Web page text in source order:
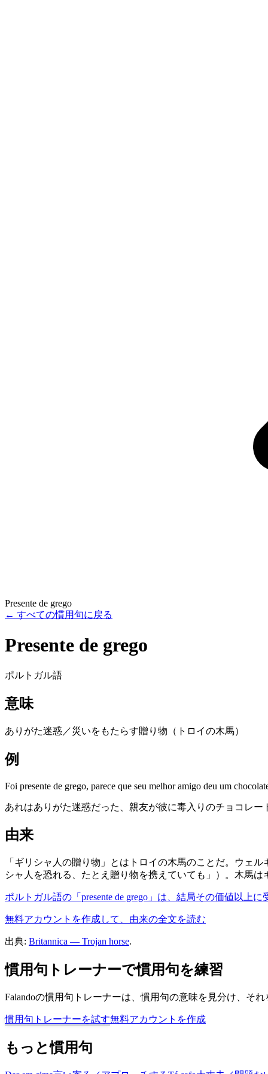
Presente de grego
← すべての慣用句に戻る
Presente de grego
ポルトガル語
意味
ありがた迷惑／災いをもたらす贈り物（トロイの木馬）
例
Foi presente de grego, parece que seu melhor amigo deu um
あれはありがた迷惑だった、親友が彼に毒入りのチョコレー
由来
「ギリシャ人の贈り物」とはトロイの木馬のことだ。ウェル
シャ人を恐れる、たとえ贈り物を携えていても」）。木馬
ポルトガル語の「presente de grego」は、結局その価値以上
無料アカウントを作成して、由来の全文を読む
出典: Britannica — Trojan horse.
慣用句トレーナーで慣用句を練習
Falandoの慣用句トレーナーは、慣用句の意味を見分け、そ
慣用句トレーナーを試す無料アカウントを作成
もっと慣用句